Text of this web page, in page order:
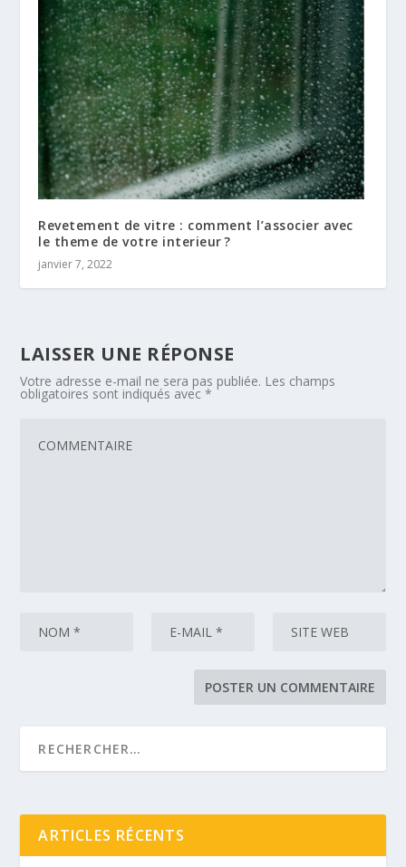
Revetement de vitre : comment l’associer avec
le theme de votre interieur ?
janvier 7, 2022
LAISSER UNE RÉPONSE
Votre adresse e-mail ne sera pas publiée. Les champs
obligatoires sont indiqués avec*
ARTICLES RÉCENTS